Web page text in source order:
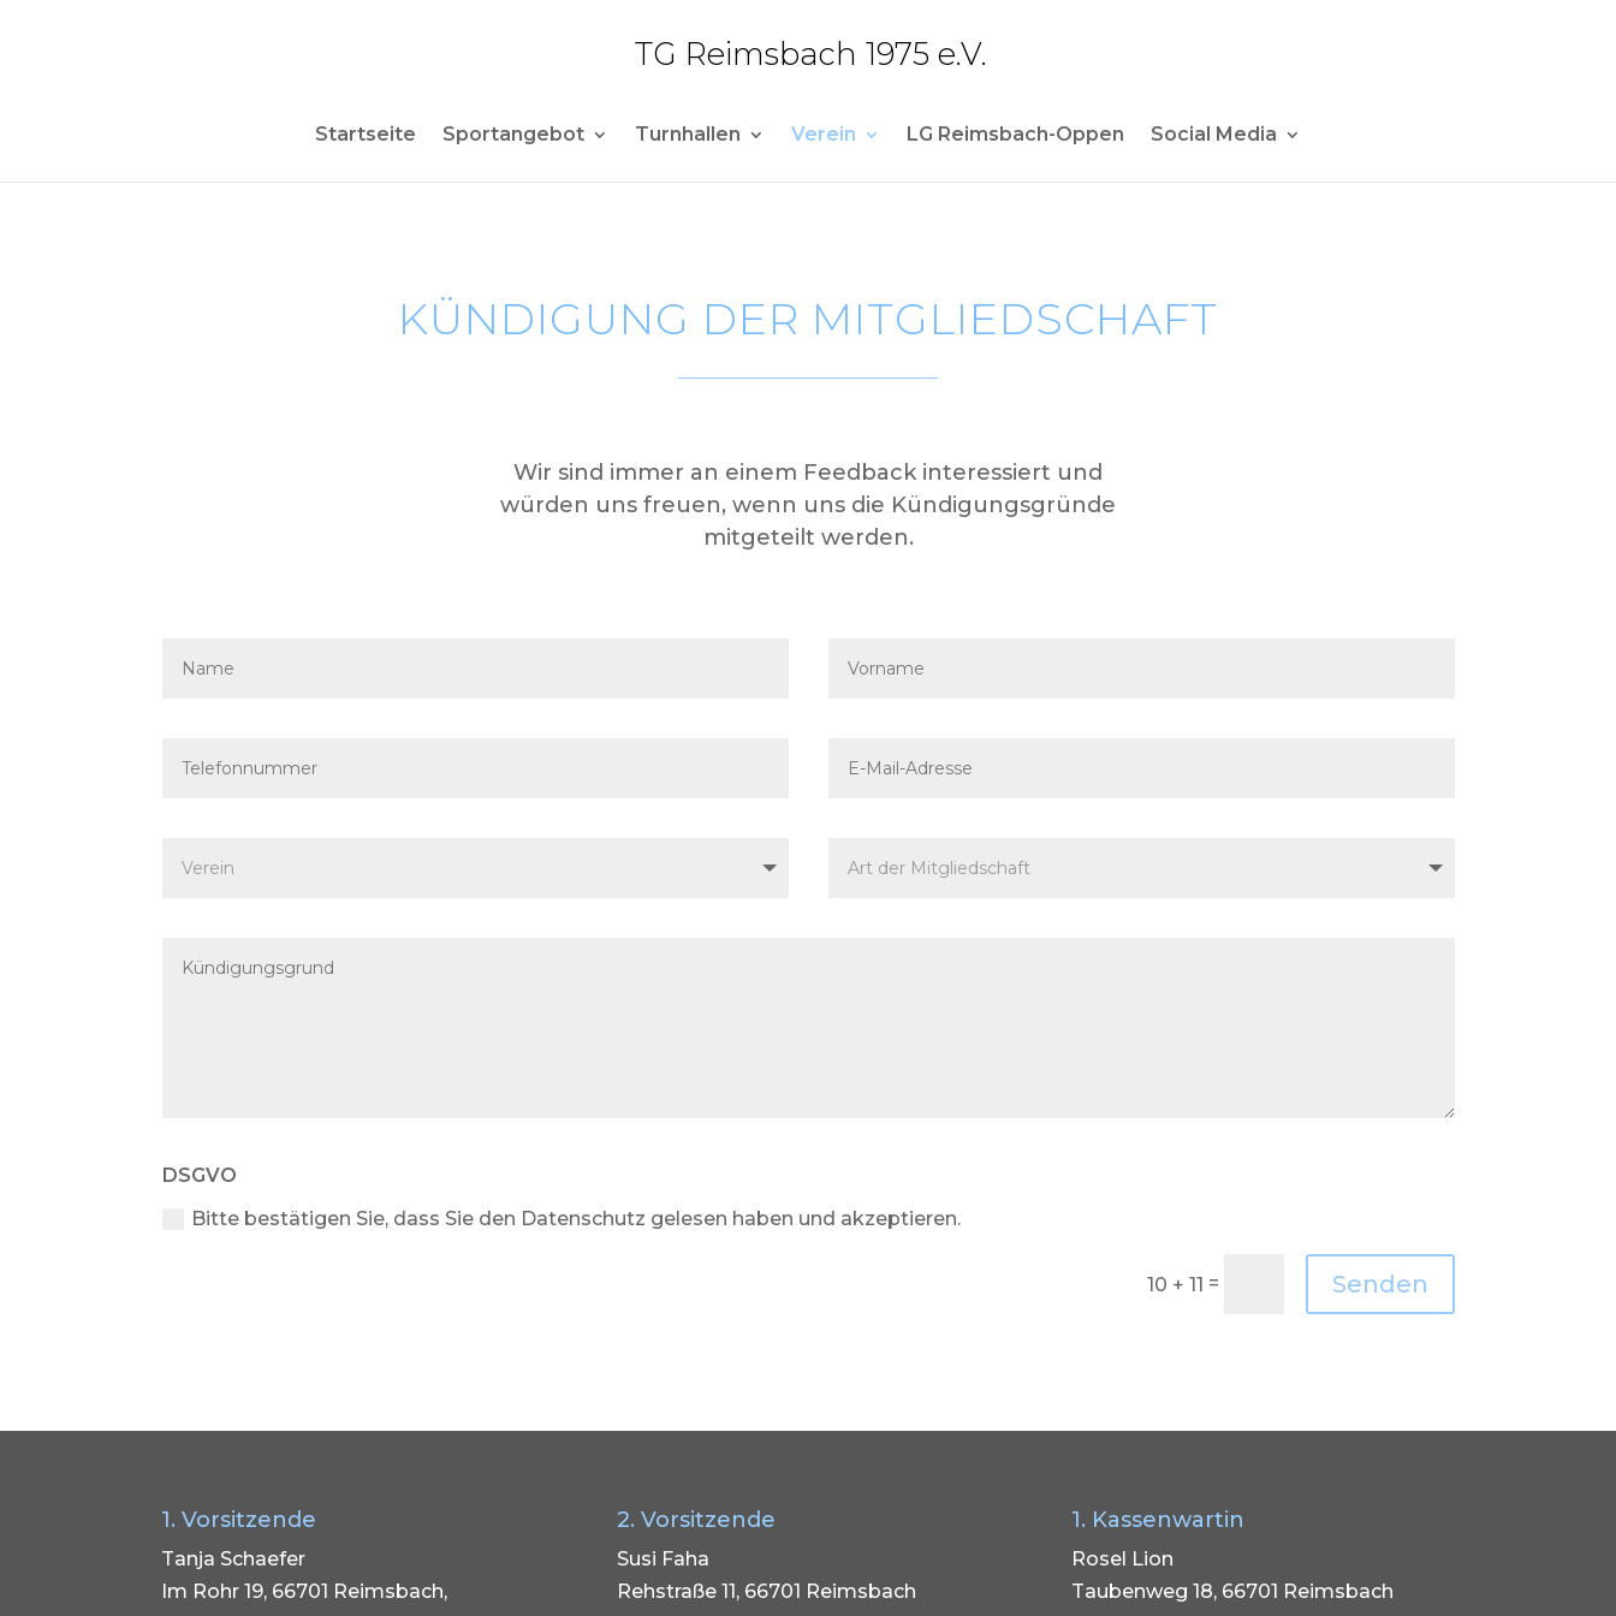
TG Reimsbach 1975 e.V.
Startseite Sportangebot Turnhallen Verein LG Reimsbach-Oppen Social Media
KÜNDIGUNG DER MITGLIEDSCHAFT
Wir sind immer an einem Feedback interessiert und
würden uns freuen, wenn uns die Kündigungsgründe
mitgeteilt werden.
DSGVO
Bitte bestätigen Sie, dass Sie den Datenschutz gelesen haben und akzeptieren.
10 + 11 = Senden
1. Vorsitzende
Tanja Schaefer
Im Rohr 19, 66701 Reimsbach,
2. Vorsitzende
Susi Faha
Rehstraße 11, 66701 Reimsbach
1. Kassenwartin
Rosel Lion
Taubenweg 18, 66701 Reimsbach